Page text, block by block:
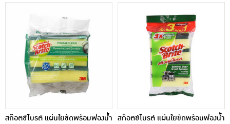
สก๊อตช์ไบรต์ แผ่นใยขัดพร้อมฟองน้ำ สก๊อตช์ไบรต์ แผ่นใยขัดพร้อมฟองน้ำ